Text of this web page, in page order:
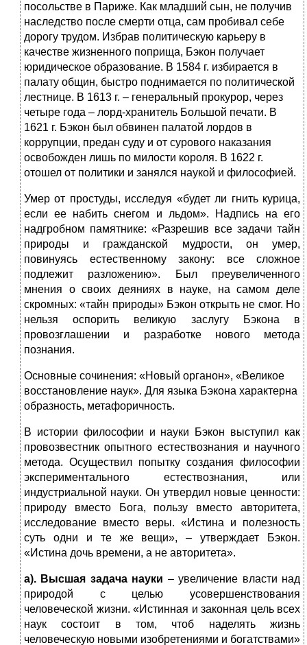
посольстве в Париже. Как младший сын, не получив
наследство после смерти отца, сам пробивал себе
дорогу трудом. Избрав политическую карьеру в
качестве жизненного поприща, Бэкон получает
юридическое образование. В 1584 г. избирается в
палату общин, быстро поднимается по политической
лестнице. В 1613 г. – генеральный прокурор, через
четыре года – лорд-хранитель Большой печати. В
1621 г. Бэкон был обвинен палатой лордов в
коррупции, предан суду и от сурового наказания
освобожден лишь по милости короля. В 1622 г.
отошел от политики и занялся наукой и философией.
Умер от простуды, исследуя «будет ли гнить курица,
если ее набить снегом и льдом». Надпись на его
надгробном памятнике: «Разрешив все задачи тайн
природы и гражданской мудрости, он умер,
повинуясь естественному закону: все сложное
подлежит разложению». Был преувеличенного
мнения о своих деяниях в науке, на самом деле
скромных: «тайн природы» Бэкон открыть не смог. Но
нельзя оспорить великую заслугу Бэкона в
провозглашении и разработке нового метода
познания.
Основные сочинения: «Новый органон», «Великое
восстановление наук». Для языка Бэкона характерна
образность, метафоричность.
В истории философии и науки Бэкон выступил как
провозвестник опытного естествознания и научного
метода. Осуществил попытку создания философии
экспериментального естествознания, или
индустриальной науки. Он утвердил новые ценности:
природу вместо Бога, пользу вместо авторитета,
исследование вместо веры. «Истина и полезность
суть одни и те же вещи», – утверждает Бэкон.
«Истина дочь времени, а не авторитета».
а). Высшая задача науки – увеличение власти над
природой с целью усовершенствования
человеческой жизни. «Истинная и законная цель всех
наук состоит в том, чтоб наделять жизнь
человеческую новыми изобретениями и богатствами»